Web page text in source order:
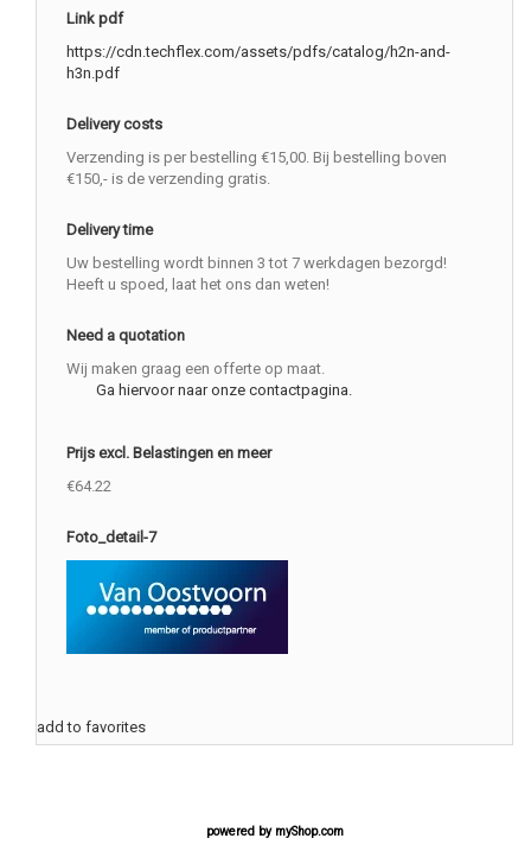
Link pdf
https://cdn.techflex.com/assets/pdfs/catalog/h2n-and-
h3n.pdf
Delivery costs
Verzending is per bestelling €15,00. Bij bestelling boven
€150,- is de verzending gratis.
Delivery time
Uw bestelling wordt binnen 3 tot 7 werkdagen bezorgd!
Heeft u spoed, laat het ons dan weten!
Need a quotation
Wij maken graag een offerte op maat.
Ga hiervoor naar onze contactpagina.
Prijs excl. Belastingen en meer
€64.22
Foto_detail-7
add to favorites
powered by myShop.com